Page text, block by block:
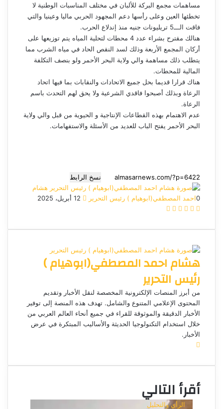
مساهمات مجمع البركة للألبان في مختلف المناسبات الوطنية لا
تخطئها العين وعلى رأسها دعم المجهود الحربي ماليا وعينيا والتي
فاقت الـــ5 تريليونات جنيه منذ إندلاع الحرب.
هنالك مقترح بشراء عدد 4 محطات لتحلية المياه يتم توزيعها على
أركان المجمع الأربعة وذلك لسد النقص الحاد في مياه الشرب مما
يتطلب ذلك مساهمة والي ولاية البحر الأحمر ولو بنصف التكلفة
المالية للمحطات.
هناك قرارا قديما بحل جميع الاتحادات والنقابات بما فيها اتحاد
الرعاة وبذلك أصبحوا فاقدي الشرعية ولا يحق لهم التحدث باسم
الرعاة.
عدم الاهتمام بهذه القطاعات الإنتاجية و الحيوية من قبل والي ولاية
البحر الأحمر يفتح الباب للعديد من الأسئلة والاستفهامات.
نسخ الرابط
هشام
احمد المصطفي(ابوهيام ) رئيس التحرير
أ
ل
ر
ي
د
إ
ل
ك
ت
ي
12 أبريل، 2025
0
ف
س
و
ك
م
س
ج
ر
م
س
ج
ر
و
ت
ا
ب
ل
ر
ا
هشام احمد المصطفي(ابوهيام )
رئيس التحرير
من أبرز المنصات الإلكترونية المخصصة لنقل الأخبار وتقديم
المحتوى الإعلامي المتنوع والشامل. تهدف هذه المنصة إلى توفير
الأخبار الدقيقة والموثوقة للقراء في جميع أنحاء العالم العربي من
خلال استخدام التكنولوجيا الحديثة والأساليب المبتكرة في عرض
الأخبار.
ق
ا
أقرأ التالي
الرأي والتحليل